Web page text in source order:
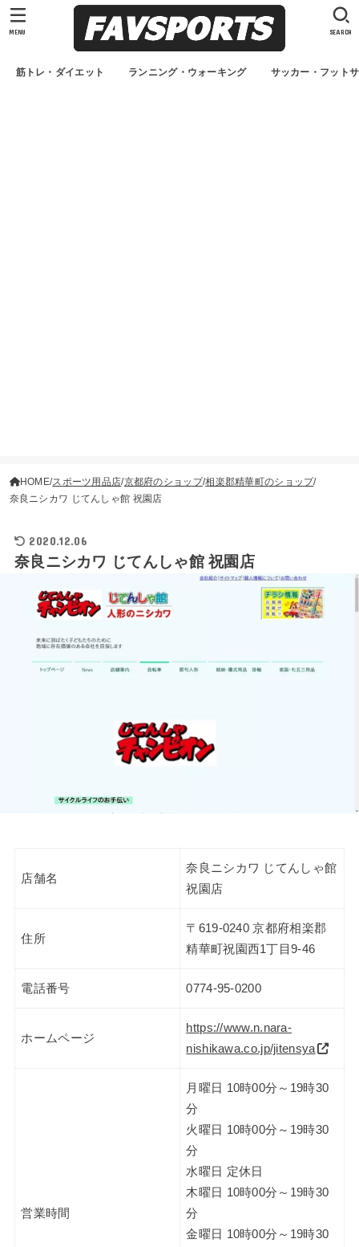
筋トレ・ダイエット ランニング・ウォーキング サッカー・フット
SEARCH
MENU
HOME スポーツ用品店 京都府のショップ 相楽郡精華町のショップ
奈良ニシカワ じてんしゃ館 祝園店
2020.12.06
奈良ニシカワ じてんしゃ館 祝園店
店舗名
奈良ニシカワ じてんしゃ館
祝園店
住所
〒619-0240 京都府相楽郡
精華町祝園西1丁目9-46
電話番号 0774-95-0200
ホームページ
https://www.n.nara-
nishikawa.co.jp/jitensya
営業時間
月曜日 10時00分～19時30
分
火曜日 10時00分～19時30
分
水曜日 定休日
木曜日 10時00分～19時30
分
金曜日 10時00分～19時30